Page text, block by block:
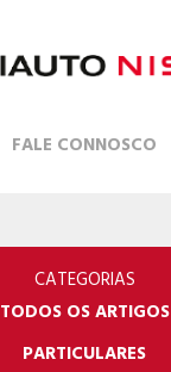
FALE CONNOSCO
CATEGORIAS
TODOS OS ARTIGOS
PARTICULARES